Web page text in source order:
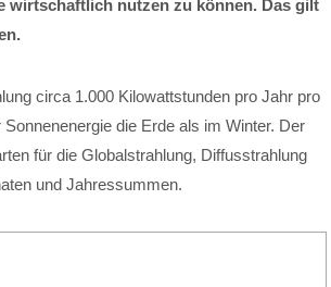
wirtschaftlich nutzen zu können. Das gilt
circa 1.000 Kilowattstunden pro Jahr pro
die Erde als im Winter. Der
für die Globalstrahlung, Diffusstrahlung
und Jahressummen.